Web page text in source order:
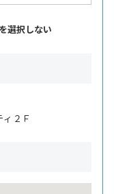
選択しない
２Ｆ